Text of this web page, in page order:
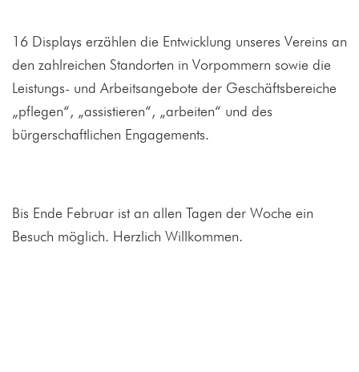
16 Displays erzählen die Entwicklung unseres Vereins an
den zahlreichen Standorten in Vorpommern sowie die
Leistungs- und Arbeitsangebote der Geschäftsbereiche
„pflegen“, „assistieren“, „arbeiten“ und des
bürgerschaftlichen Engagements.
Bis Ende Februar ist an allen Tagen der Woche ein
Besuch möglich. Herzlich Willkommen.